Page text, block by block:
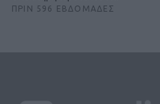
ΠΡΙΝ 596 ΕΒΔΟΜΆΔΕΣ